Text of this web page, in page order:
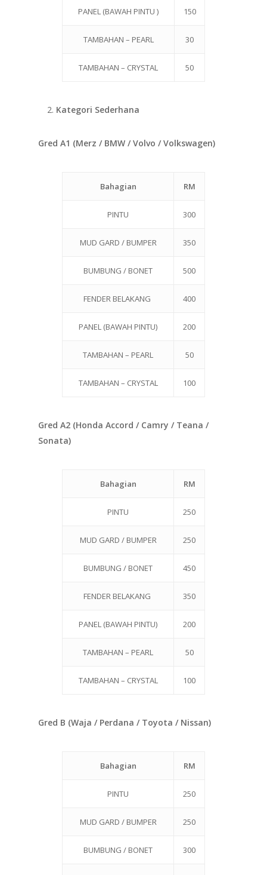
PANEL (BAWAH PINTU ) 150
TAMBAHAN – PEARL 30
TAMBAHAN – CRYSTAL 50
Kategori Sederhana
Gred A1 (Merz / BMW / Volvo / Volkswagen)
Bahagian RM
PINTU 300
MUD GARD / BUMPER 350
BUMBUNG / BONET 500
FENDER BELAKANG 400
PANEL (BAWAH PINTU) 200
TAMBAHAN – PEARL 50
TAMBAHAN – CRYSTAL 100
Gred A2 (Honda Accord / Camry / Teana /
Sonata)
Bahagian RM
PINTU 250
MUD GARD / BUMPER 250
BUMBUNG / BONET 450
FENDER BELAKANG 350
PANEL (BAWAH PINTU) 200
TAMBAHAN – PEARL 50
TAMBAHAN – CRYSTAL 100
Gred B (Waja / Perdana / Toyota / Nissan)
Bahagian RM
PINTU 250
MUD GARD / BUMPER 250
BUMBUNG / BONET 300